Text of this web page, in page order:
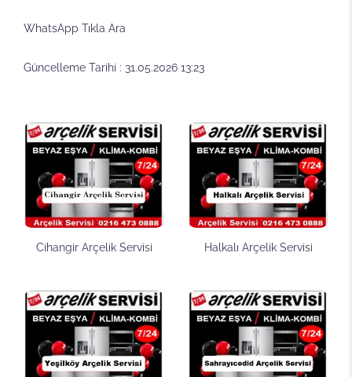
WhatsApp Tıkla Ara
Güncelleme Tarihi : 31.05.2026 13:23
Cihangir Arçelik Servisi Halkalı Arçelik Servisi